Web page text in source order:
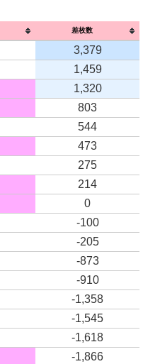
差枚数
3,379
1,459
1,320
803
544
473
275
214
0
-100
-205
-873
-910
-1,358
-1,545
-1,618
-1,866